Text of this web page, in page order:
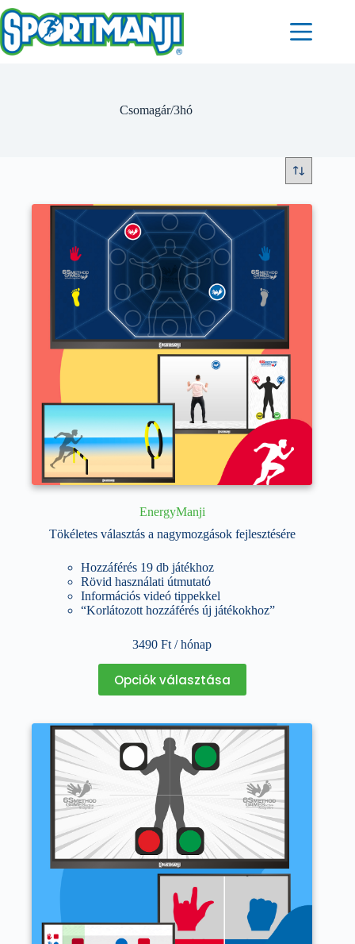
Skip
to
content
Csomagár/3hó
EnergyManji
Tökéletes választás a nagymozgások fejlesztésére
Hozzáférés 19 db játékhoz
Rövid használati útmutató
Információs videó tippekkel
“Korlátozott hozzáférés új játékokhoz”
3490Ft / hónap
Opciók választása
Ennek
a
terméknek
variációja
van.
A
változatok
termékoldalon
választhatók
ki